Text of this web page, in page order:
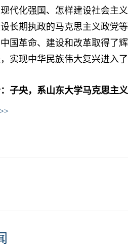
代化强国、怎样建设社会主
长期执政的马克思主义政党
国革命、建设和改革取得了
实现中华民族伟大复兴进入
：子央，系山东大学马克思主